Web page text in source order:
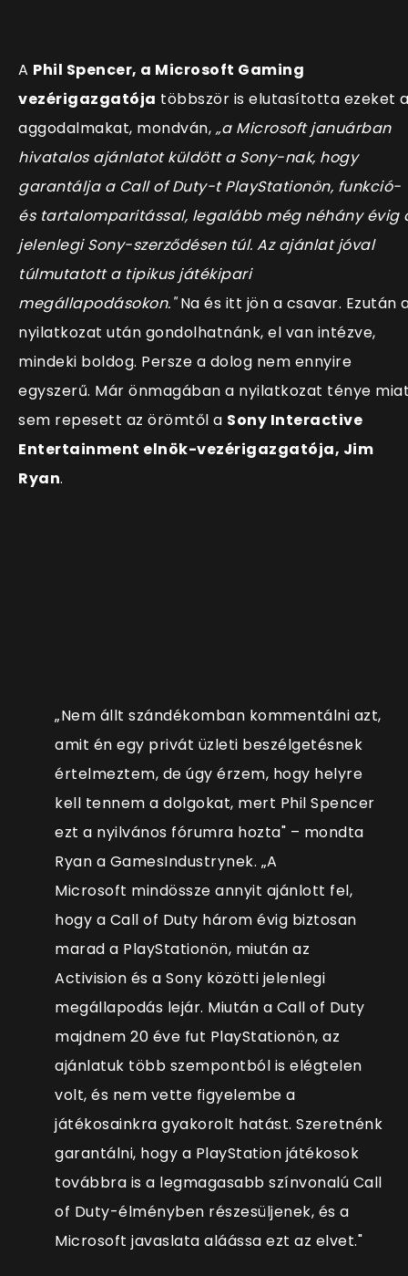
A Phil Spencer, a Microsoft Gaming
vezérigazgatója többször is elutasította ezeket
aggodalmakat, mondván, „a Microsoft januárban
hivatalos ajánlatot küldött a Sony-nak, hogy
garantálja a Call of Duty-t PlayStationön, funkció-
és tartalomparitással, legalább még néhány évig
jelenlegi Sony-szerződésen túl. Az ajánlat jóval
túlmutatott a tipikus játékipari
megállapodásokon."Na és itt jön a csavar. Ezután
nyilatkozat után gondolhatnánk, el van intézve,
mindeki boldog. Persze a dolog nem ennyire
egyszerű. Már önmagában a nyilatkozat ténye
sem repesett az örömtől a Sony Interactive
Entertainment elnök-vezérigazgatója, Jim
Ryan.
„Nem állt szándékomban kommentálni azt,
amit én egy privát üzleti beszélgetésnek
értelmeztem, de úgy érzem, hogy helyre
kell tennem a dolgokat, mert Phil Spencer
ezt a nyilvános fórumra hozta" – mondta
Ryan a GamesIndustrynek. „A
Microsoft mindössze annyit ajánlott fel,
hogy a Call of Duty három évig biztosan
marad a PlayStationön, miután az
Activision és a Sony közötti jelenlegi
megállapodás lejár. Miután a Call of Duty
majdnem 20 éve fut PlayStationön, az
ajánlatuk több szempontból is elégtelen
volt, és nem vette figyelembe a
játékosainkra gyakorolt hatást. Szeretnénk
garantálni, hogy a PlayStation játékosok
továbbra is a legmagasabb színvonalú Call
of Duty-élményben részesüljenek, és a
Microsoft javaslata aláássa ezt az elvet."